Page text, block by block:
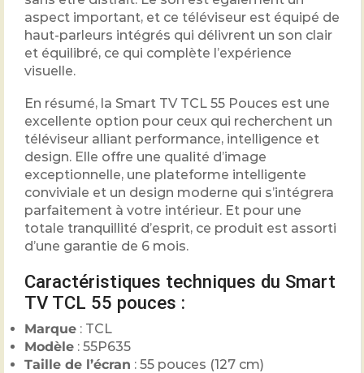
aspect important, et ce téléviseur est équipé de
haut-parleurs intégrés qui délivrent un son clair
et équilibré, ce qui complète l’expérience
visuelle.
En résumé, la Smart TV TCL 55 Pouces est une
excellente option pour ceux qui recherchent un
téléviseur alliant performance, intelligence et
design. Elle offre une qualité d’image
exceptionnelle, une plateforme intelligente
conviviale et un design moderne qui s’intégrera
parfaitement à votre intérieur. Et pour une
totale tranquillité d’esprit, ce produit est assorti
d’une garantie de 6 mois.
Caractéristiques techniques du Smart
TV TCL 55 pouces :
Marque : TCL
Modèle : 55P635
Taille de l’écran : 55 pouces (127 cm)